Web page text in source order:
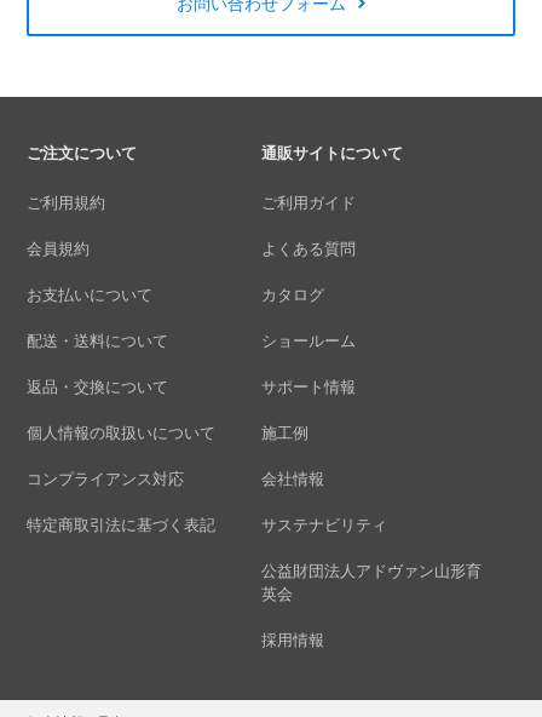
ご注文について
ご利用規約
会員規約
お支払いについて
配送・送料について
返品・交換について
個人情報の取扱いについて
コンプライアンス対応
特定商取引法に基づく表記
通販サイトについて
ご利用ガイド
よくある質問
カタログ
ショールーム
サポート情報
施工例
会社情報
サステナビリティ
公益財団法人アドヴァン山形育
英会
採用情報